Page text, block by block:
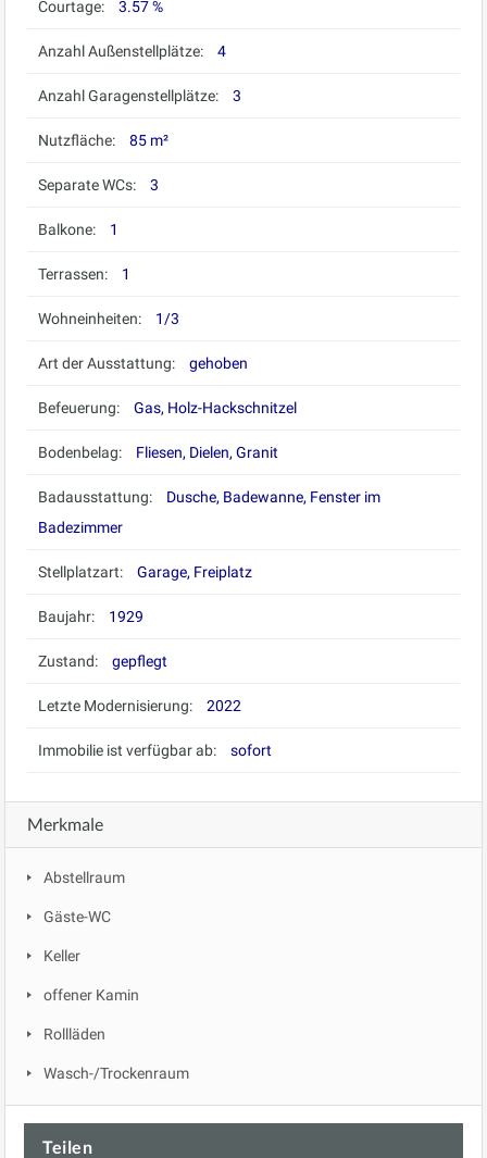
Courtage: 3.57 %
Anzahl Außenstellplätze: 4
Anzahl Garagenstellplätze: 3
Nutzfläche: 85 m²
Separate WCs: 3
Balkone: 1
Terrassen: 1
Wohneinheiten: 1/3
Art der Ausstattung: gehoben
Befeuerung: Gas, Holz-Hackschnitzel
Bodenbelag: Fliesen, Dielen, Granit
Badausstattung:
Dusche, Badewanne, Fenster im
Badezimmer
Stellplatzart: Garage, Freiplatz
Baujahr: 1929
Zustand: gepflegt
Letzte Modernisierung: 2022
Immobilie ist verfügbar ab: sofort
Merkmale
Abstellraum
Gäste-WC
Keller
offener Kamin
Rollläden
Wasch-/Trockenraum
Teilen